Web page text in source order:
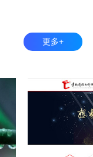
更多+